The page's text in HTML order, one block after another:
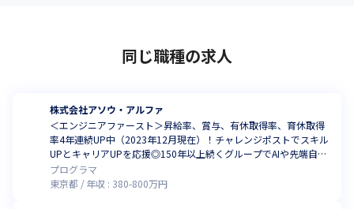
同じ職種の求人
株式会社アソウ・アルファ
＜エンジニアファースト＞昇給率、賞与、有休取得率、育休取得
率4年連続UP中（2023年12月現在）！チャレンジポストでスキル
UPとキャリアUPを応援◎150年以上続くグループでAIや先端自社
開発にも挑戦◎
プログラマ
東京都
年収 : 380-800万円